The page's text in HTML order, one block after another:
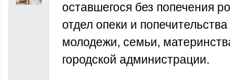
оставшегося без попечения
отдел опеки и
молодежи, семьи,
городской администрации.